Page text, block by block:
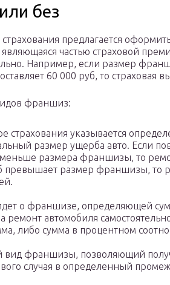
без
предлагается
частью страховой
Например, если размер
60 000 руб, то страховая
франшиз:
страхования указывается
размер ущерба авто. Если
размера франшизы, то
превышает размер франшизы, то
о франшизе, определяющей
ремонт автомобиля
либо сумма в процентном
франшизы, позволяющий
случая в определенный